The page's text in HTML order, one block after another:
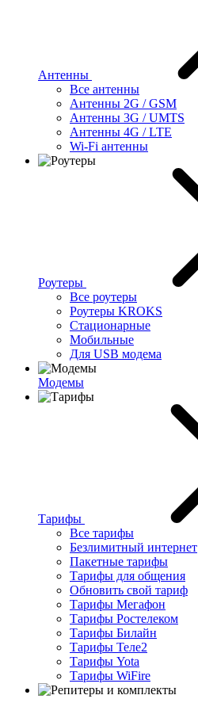
Антенны
Все антенны
Антенны 2G / GSM
Антенны 3G / UMTS
Антенны 4G / LTE
Wi-Fi антенны
Роутеры
Все роутеры
Роутеры KROKS
Стационарные
Мобильные
Для USB модема
Модемы
Тарифы
Все тарифы
Безлимитный интернет
Пакетные тарифы
Тарифы для общения
Обновить свой тариф
Тарифы Мегафон
Тарифы Ростелеком
Тарифы Билайн
Тарифы Теле2
Тарифы Yota
Тарифы WiFire